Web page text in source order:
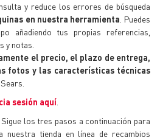
y reduce los errores de búsqueda
en nuestra herramienta . Puedes
añadiendo tus propias referencias,
y notas.
el precio, el plazo de entrega,
fotos y las características técnicas
sesión aquí
Sigue los tres pasos a continuación para
nuestra tienda en línea de recambios